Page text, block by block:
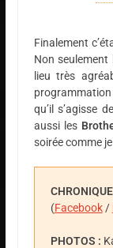
Finalement
Non seulement
lieu très
programmation
qu’il s’agisse
aussi les
soirée comme
(Facebook/
PHOTOS :